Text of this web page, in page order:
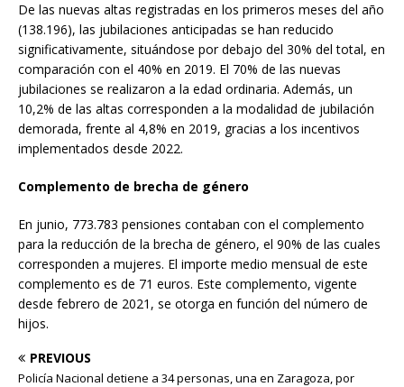
De las nuevas altas registradas en los primeros meses del año
(138.196), las jubilaciones anticipadas se han reducido
significativamente, situándose por debajo del 30% del total, en
comparación con el 40% en 2019. El 70% de las nuevas
jubilaciones se realizaron a la edad ordinaria. Además, un
10,2% de las altas corresponden a la modalidad de jubilación
demorada, frente al 4,8% en 2019, gracias a los incentivos
implementados desde 2022.
Complemento de brecha de género
En junio, 773.783 pensiones contaban con el complemento
para la reducción de la brecha de género, el 90% de las cuales
corresponden a mujeres. El importe medio mensual de este
complemento es de 71 euros. Este complemento, vigente
desde febrero de 2021, se otorga en función del número de
hijos.
PREVIOUS
Policía Nacional detiene a 34 personas, una en Zaragoza, por